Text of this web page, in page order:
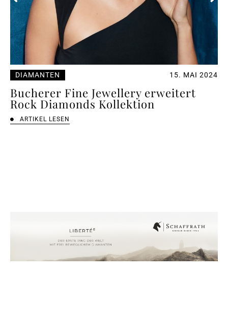
DIAMANTEN 15. MAI 2024
Bucherer Fine Jewellery erweitert
Rock Diamonds Kollektion
ARTIKEL LESEN